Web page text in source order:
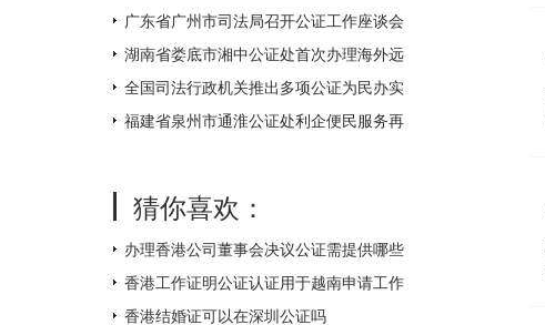
中心揭牌成立
广东省广州市司法局召开公证工作座谈会
湖南省娄底市湘中公证处首次办理海外远
程视频公证 让距离不再遥远
全国司法行政机关推出多项公证为民办实
事措施
福建省泉州市通淮公证处利企便民服务再
猜你喜欢：
办理香港公司董事会决议公证需提供哪些
附件？
香港工作证明公证认证用于越南申请工作
签证如何办理？
香港结婚证可以在深圳公证吗